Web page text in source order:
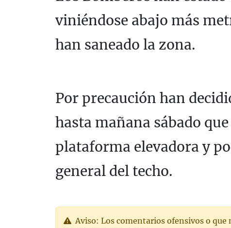
viniéndose abajo más
han saneado la zona.
Por precaución han
hasta mañana sábado
plataforma elevadora y
general del techo.
Aviso: Los comentarios ofensivos o